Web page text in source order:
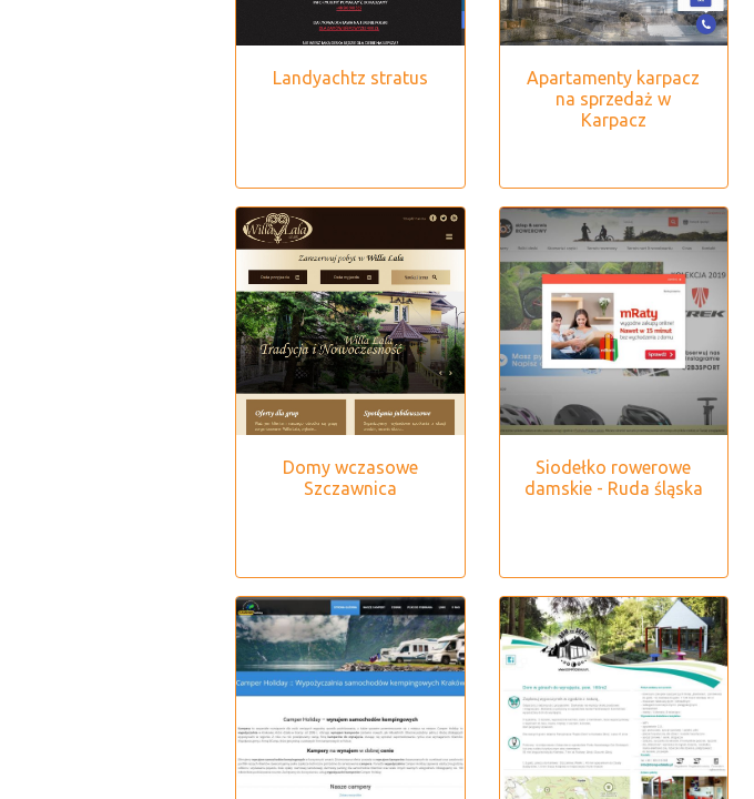
Landyachtz stratus
Apartamenty karpacz
na sprzedaż w
Karpacz
Domy wczasowe
Szczawnica
Siodełko rowerowe
damskie - Ruda śląska